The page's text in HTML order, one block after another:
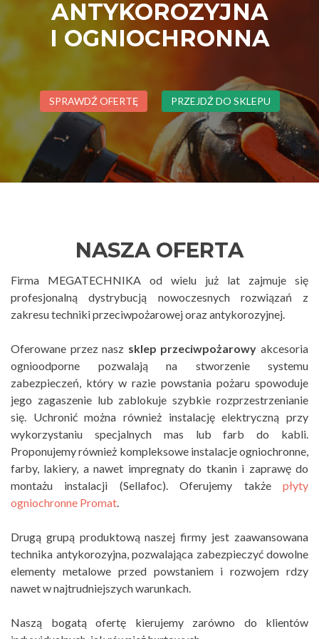
ANTYKOROZYJNA
I OGNIOCHRONNA
SPRAWDŹ OFERTĘ PRZEJDŹ DO SKLEPU
NASZA OFERTA
Firma MEGATECHNIKA od wielu już lat zajmuje się
profesjonalną dystrybucją nowoczesnych rozwiązań z
zakresu techniki przeciwpożarowej oraz antykorozyjnej.
Oferowane przez nasz sklep przeciwpożarowy akcesoria
ognioodporne pozwalają na stworzenie systemu
zabezpieczeń, który w razie powstania pożaru spowoduje
jego zagaszenie lub zablokuje szybkie rozprzestrzenianie
się. Uchronić można również instalację elektryczną przy
wykorzystaniu specjalnych mas lub farb do kabli.
Proponujemy również kompleksowe instalacje ogniochronne,
farby, lakiery, a nawet impregnaty do tkanin i zaprawę do
montażu instalacji (Sellafoc). Oferujemy także płyty
ogniochronne Promat.
Drugą grupą produktową naszej firmy jest zaawansowana
technika antykorozyjna, pozwalająca zabezpieczyć dowolne
elementy metalowe przed powstaniem i rozwojem rdzy
nawet w najtrudniejszych warunkach.
Naszą bogatą ofertę kierujemy zarówno do klientów